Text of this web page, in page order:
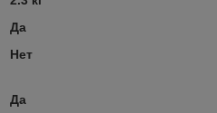
Да
Нет
Да